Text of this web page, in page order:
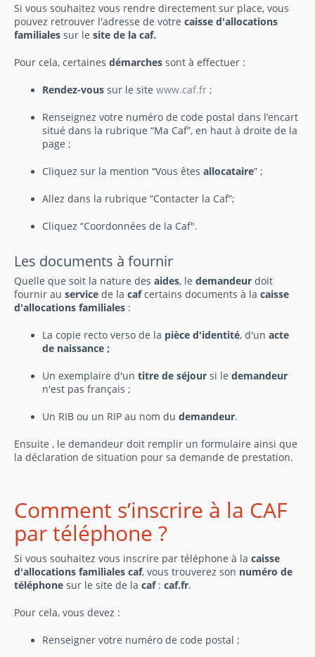
Si vous souhaitez vous rendre directement sur place, vous
pouvez retrouver l'adresse de votre caisse d'allocations
familiales sur le site de la caf.
Pour cela, certaines démarches sont à effectuer :
Rendez-vous sur le site www.caf.fr ;
Renseignez votre numéro de code postal dans l’encart
situé dans la rubrique “Ma Caf”, en haut à droite de la
page ;
Cliquez sur la mention “Vous êtes allocataire” ;
Allez dans la rubrique “Contacter la Caf”;
Cliquez “Coordonnées de la Caf".
Les documents à fournir
Quelle que soit la nature des aides, le demandeur doit
fournir au service de la cafcertains documents à la caisse
d'allocations familiales :
La copie recto verso de la pièce d'identité, d'un acte
de naissance ;
Un exemplaire d'un titre de séjour si le demandeur
n'est pas français ;
Un RIB ou un RIP au nom du demandeur.
Ensuite , le demandeur doit remplir un formulaire ainsi que
la déclaration de situation pour sa demande de prestation.
Comment s’inscrire à la CAF
par téléphone ?
Si vous souhaitez vous inscrire par téléphone à la caisse
d'allocations familiales caf, vous trouverez son numéro de
téléphone sur le site de la caf : caf.fr.
Pour cela, vous devez :
Renseigner votre numéro de code postal ;